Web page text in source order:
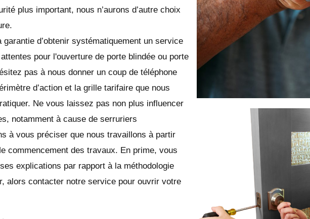
plus important, nous n’aurons d’autre choix
d’obtenir systématiquement un service
pour l'ouverture de porte blindée ou porte
pas à nous donner un coup de téléphone
d’action et la grille tarifaire que nous
Ne vous laissez pas non plus influencer
notamment à cause de serruriers
à vous préciser que nous travaillons à partir
commencement des travaux. En prime, vous
explications par rapport à la méthodologie
alors contacter notre service pour ouvrir votre